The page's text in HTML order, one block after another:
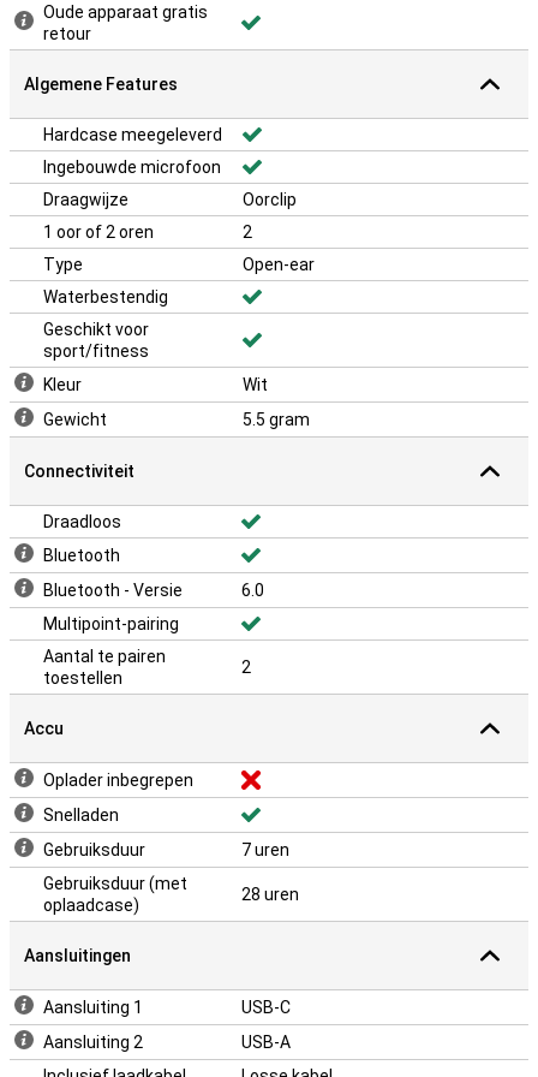
Oude apparaat gratis
retour
Algemene Features
Hardcase meegeleverd
Ingebouwde microfoon
Draagwijze
Oorclip
1 oor of 2 oren
2
Type
Open-ear
Waterbestendig
Geschikt voor
sport/fitness
Kleur
Wit
Gewicht
5.5 gram
Connectiviteit
Draadloos
Bluetooth
Bluetooth - Versie
6.0
Multipoint-pairing
Aantal te pairen
toestellen
2
Accu
Oplader inbegrepen
Snelladen
Gebruiksduur
7 uren
Gebruiksduur (met
oplaadcase)
28 uren
Aansluitingen
Aansluiting 1
USB-C
Aansluiting 2
USB-A